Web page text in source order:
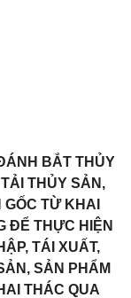
BẮT THỦY
THỦY SẢN,
TỪ KHAI
ĐỂ THỰC HIỆN
TÁI XUẤT,
SẢN PHẨM
THÁC QUA